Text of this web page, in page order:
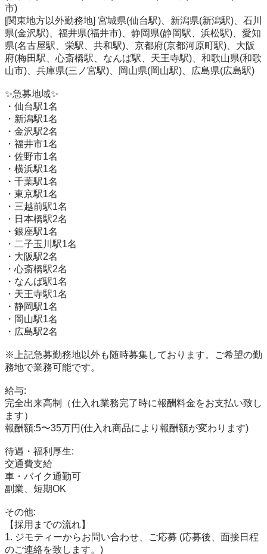
市)
[関東地方以外勤務地] 宮城県(仙台駅)、新潟県(新潟駅)、石川
県(金沢駅)、福井県(福井市)、静岡県(静岡駅、浜松駅)、愛知
県(名古屋駅、栄駅、共和駅)、京都府(京都河原町駅)、大阪
府(梅田駅、心斎橋駅、なんば駅、天王寺駅)、和歌山県(和歌
山市)、兵庫県(三ノ宮駅)、岡山県(岡山駅)、広島県(広島駅)
✨急募地域✨
・仙台駅1名
・新潟駅1名
・金沢駅2名
・福井市1名
・佐野市1名
・横浜駅1名
・千葉駅1名
・東京駅1名
・三越前駅1名
・日本橋駅2名
・銀座駅1名
・二子玉川駅1名
・大阪駅2名
・心斎橋駅2名
・なんば駅1名
・天王寺駅1名
・静岡駅1名
・岡山駅1名
・広島駅2名
※上記急募勤務地以外も随時募集しております。ご希望の勤
務地で業務可能です。
給与:
完全出来高制（仕入れ業務完了時に報酬料金をお支払い致し
ます）
報酬額:5〜35万円(仕入れ商品により報酬額が変わります)
待遇・福利厚生:
交通費支給
車・バイク通勤可
副業、短期OK
その他:
【採用までの流れ】
1. ジモティーからお問い合わせ、ご応募 (応募後、面接日程
のご連絡を致します。)